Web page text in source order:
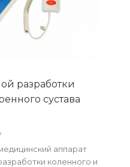
разработки
сустава
аппарат
коленного и